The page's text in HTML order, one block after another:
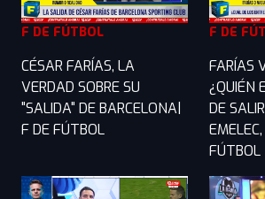
F DE FÚTBOL
CÉSAR FARÍAS, LA
VERDAD SOBRE SU
"SALIDA" DE BARCELONA|
F DE FÚTBOL
F DE
FARÍAS
¿QUIÉN
DE
FÚTBOL